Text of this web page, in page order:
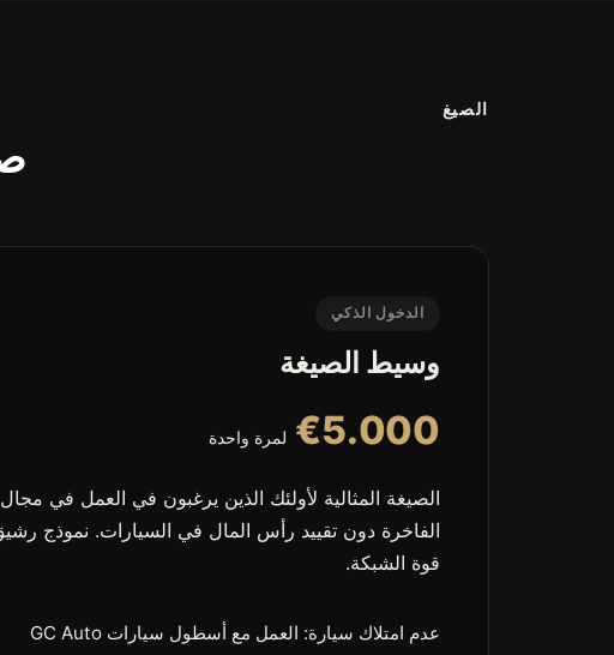
الصيغ
الدخول الذكي
وسيط الصيغة
€5.000 لمرة واحدة
الصيغة المثالية لأولئك الذين يرغبون في العمل في
الفاخرة دون تقييد رأس المال في السيارات. نموذج
قوة الشبكة.
عدم امتلاك سيارة: العمل مع أسطول سيارات GC Auto